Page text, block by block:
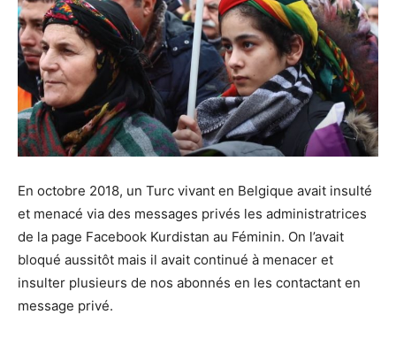
En octobre 2018, un Turc vivant en Belgique avait insulté
et menacé via des messages privés les administratrices
de la page Facebook Kurdistan au Féminin. On l’avait
bloqué aussitôt mais il avait continué à menacer et
insulter plusieurs de nos abonnés en les contactant en
message privé.